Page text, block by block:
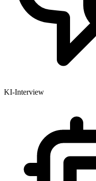
KI-Interview